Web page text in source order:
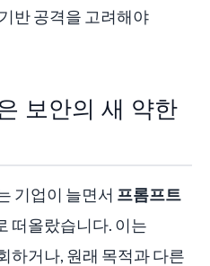
반 공격을 고려해야
보안의 새 약한
기업이 늘면서 프롬프트
떠올랐습니다. 이는
하거나, 원래 목적과 다른